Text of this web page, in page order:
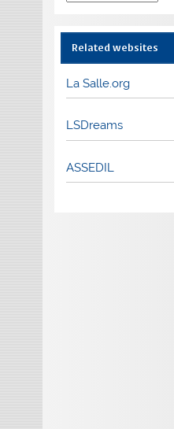
Related websites
La Salle.org
LSDreams
ASSEDIL